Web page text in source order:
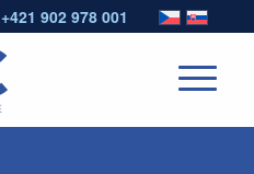
+421 902 978 001